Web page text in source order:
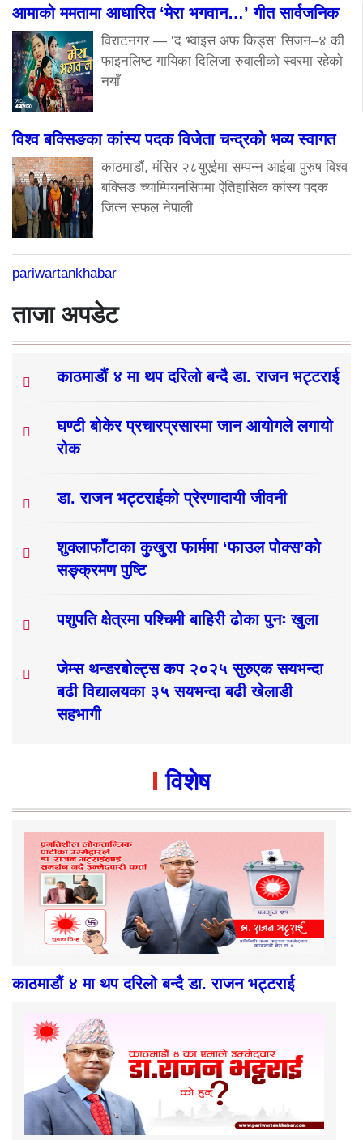
आमाको ममतामा आधारित ‘मेरा भगवान…’ गीत सार्वजनिक
विराटनगर — ‘द भ्वाइस अफ किड्स’ सिजन–४ की
फाइनलिष्ट गायिका दिलिजा रुवालीको स्वरमा रहेको
नयाँ
विश्व बक्सिङका कांस्य पदक विजेता चन्द्रको भव्य स्वागत
काठमाडौं, मंसिर २८युएईमा सम्पन्न आईबा पुरुष विश्व
बक्सिङ च्याम्पियनसिपमा ऐतिहासिक कांस्य पदक
जित्न सफल नेपाली
pariwartankhabar
ताजा अपडेट
काठमाडौं ४ मा थप दरिलो बन्दै डा. राजन भट्टराई
घण्टी बोकेर प्रचारप्रसारमा जान आयोगले लगायो
रोक
डा. राजन भट्टराईको प्रेरणादायी जीवनी
शुक्लाफाँटाका कुखुरा फार्ममा ‘फाउल पोक्स’को
सङ्क्रमण पुष्टि
पशुपति क्षेत्रमा पश्चिमी बाहिरी ढोका पुनः खुला
जेम्स थन्डरबोल्ट्स कप २०२५ सुरुएक सयभन्दा
बढी विद्यालयका ३५ सयभन्दा बढी खेलाडी
सहभागी
विशेष
काठमाडौं ४ मा थप दरिलो बन्दै डा. राजन भट्टराई